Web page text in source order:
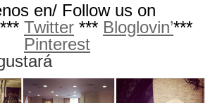
en/ Follow us on
*** Twitter *** Bloglovin’***
Pinterest